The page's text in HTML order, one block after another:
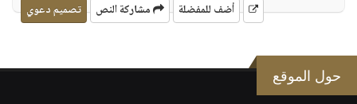
أضف للمفضلة مشاركة النص تصميم دعوي
حول الموقع